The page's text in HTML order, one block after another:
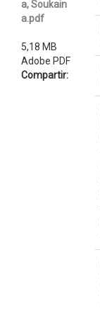
a, Soukain
a.pdf
5,18 MB
Adobe PDF
Compartir: